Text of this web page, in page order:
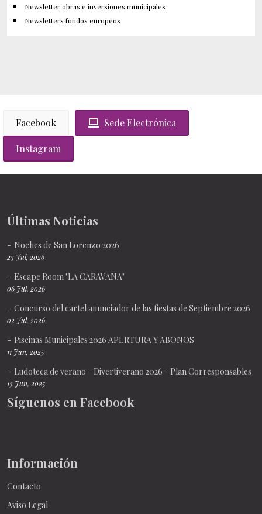
Newsletter obras e inversiones municipales
Newsletters fondos europeos
Facebook Sede Electrónica
Instagram
Últimas Noticias
Noches de San Lorenzo 2026
23 Jul, 2026
Escape Room "LA CARAVANA"
06 Jul, 2026
Concurso del cartel anunciador de las fiestas de Septiembre 2026
02 Jul, 2026
Piscinas Municipales 2026 APERTURA Y ABONOS
11 Jun, 2025
Ludoteca de verano - Divertiverano 2026 - Plan Corresponsables
13 Jun, 2025
Síguenos en Facebook
Información
Contacto
Aviso Legal